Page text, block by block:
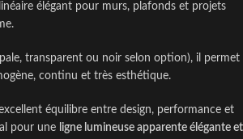
élégant pour murs, plafonds et projets
transparent ou noir selon option), il permet
continu et très esthétique.
équilibre entre design, performance et
pour une ligne lumineuse apparente élégante et